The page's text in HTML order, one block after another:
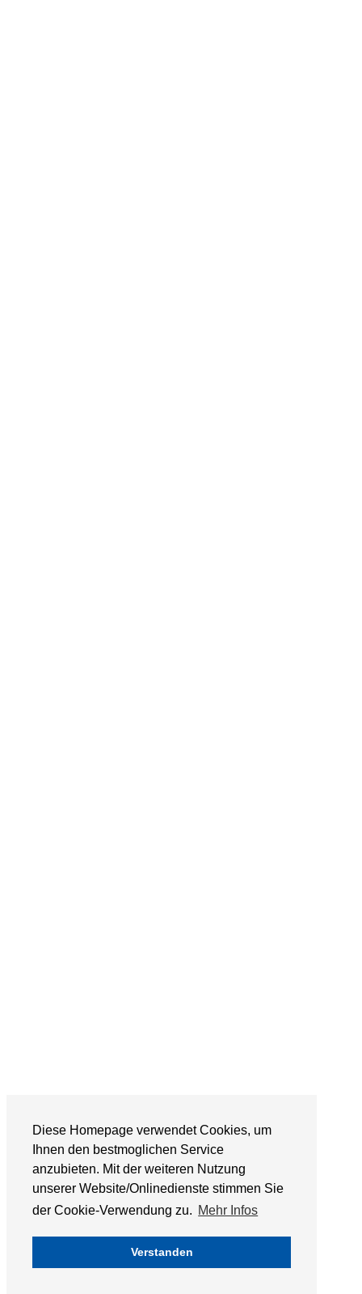
Diese Homepage verwendet Cookies, um
Ihnen den bestmoglichen Service
anzubieten. Mit der weiteren Nutzung
unserer Website/Onlinedienste stimmen Sie
der Cookie-Verwendung zu. Mehr Infos
Verstanden